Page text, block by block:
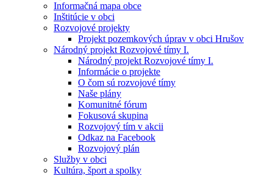
Informačná mapa obce
Inštitúcie v obci
Rozvojové projekty
Projekt pozemkových úprav v obci Hrušov
Národný projekt Rozvojové tímy I.
Národný projekt Rozvojové tímy I.
Informácie o projekte
O čom sú rozvojové tímy
Naše plány
Komunitné fórum
Fokusová skupina
Rozvojový tím v akcii
Odkaz na Facebook
Rozvojový plán
Služby v obci
Kultúra, šport a spolky